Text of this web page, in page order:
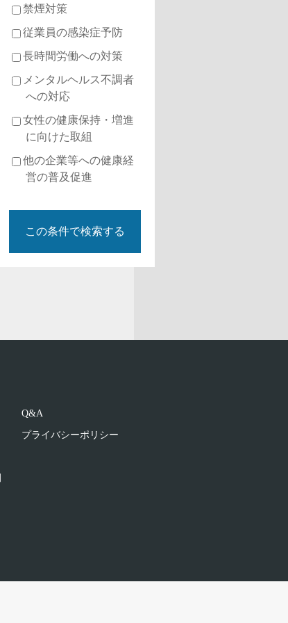
禁煙対策
従業員の感染症予防
長時間労働への対策
メンタルヘルス不調者
への対応
女性の健康保持・増進
に向けた取組
他の企業等への健康経
営の普及促進
Q&A
プライバシーポリシー